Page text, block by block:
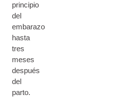
principio
del
embarazo
hasta
tres
meses
después
del
parto.